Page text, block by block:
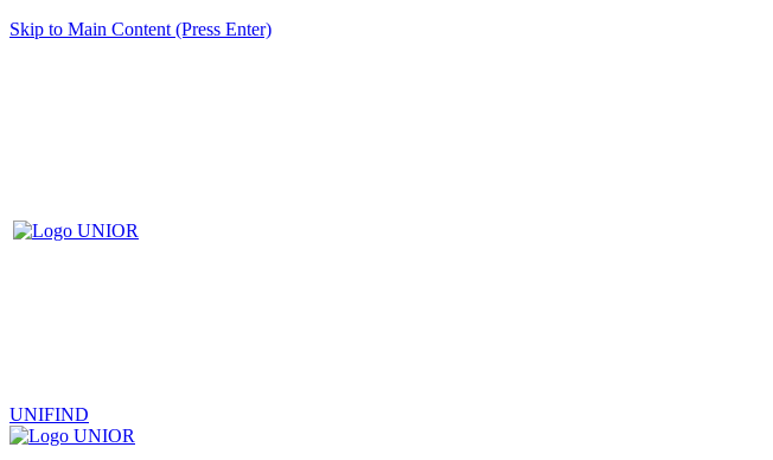
Skip to Main Content (Press Enter)
UNIFIND